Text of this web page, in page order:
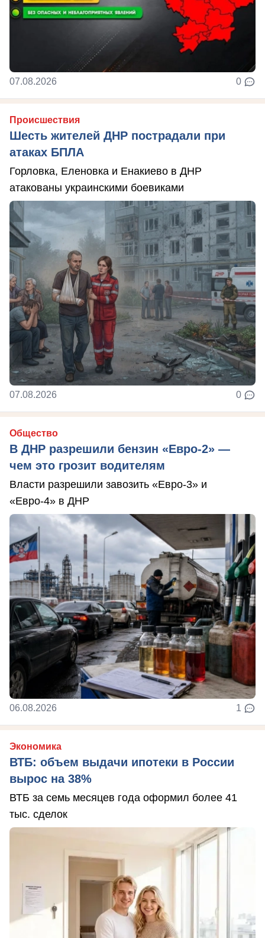
07.08.2026 0
Происшествия
Шесть жителей ДНР пострадали при
атаках БПЛА
Горловка, Еленовка и Енакиево в ДНР
атакованы украинскими боевиками
07.08.2026 0
Общество
В ДНР разрешили бензин «Евро-2» —
чем это грозит водителям
Власти разрешили завозить «Евро-3» и
«Евро-4» в ДНР
06.08.2026 1
Экономика
ВТБ: объем выдачи ипотеки в России
вырос на 38%
ВТБ за семь месяцев года оформил более 41
тыс. сделок